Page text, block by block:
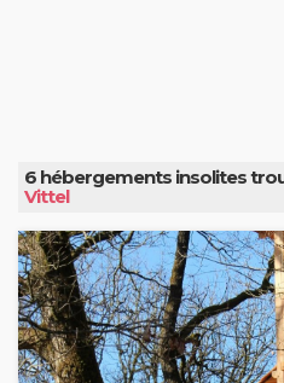
6 hébergements insolites
Vittel